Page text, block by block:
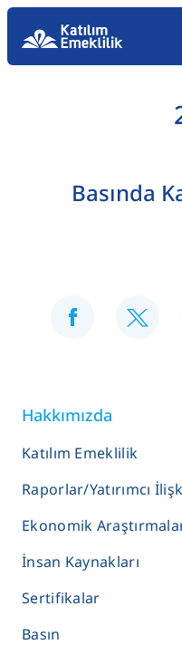
Basında
Hakkımızda
Katılım Emeklilik
Raporlar/Yatırımcı
Ekonomik
İnsan Kaynakları
Sertifikalar
Basın